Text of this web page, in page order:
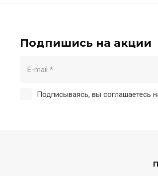
Подпишись на акции
Подписываясь, вы соглашаетесь